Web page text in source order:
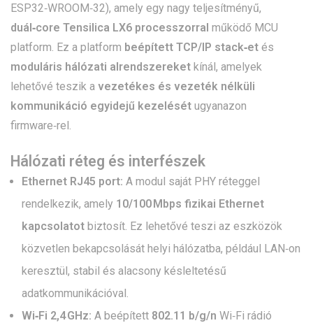
ESP32‑WROOM‑32), amely egy nagy teljesítményű,
duál‑core Tensilica LX6 processzorral működő MCU
platform. Ez a platform beépített TCP/IP stack‑et és
moduláris hálózati alrendszereket kínál, amelyek
lehetővé teszik a vezetékes és vezeték nélküli
kommunikáció egyidejű kezelését ugyanazon
firmware‑rel.
Hálózati réteg és interfészek
Ethernet RJ45 port: A modul saját PHY réteggel
rendelkezik, amely 10/100 Mbps fizikai Ethernet
kapcsolatot biztosít. Ez lehetővé teszi az eszközök
közvetlen bekapcsolását helyi hálózatba, például LAN‑on
keresztül, stabil és alacsony késleltetésű
adatkommunikációval.
Wi‑Fi 2,4 GHz: A beépített 802.11 b/g/n Wi‑Fi rádió